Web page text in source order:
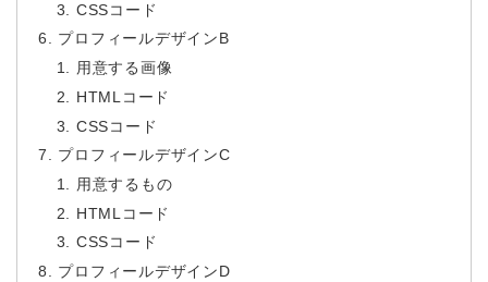
CSSコード
プロフィールデザインB
用意する画像
HTMLコード
CSSコード
プロフィールデザインC
用意するもの
HTMLコード
CSSコード
プロフィールデザインD